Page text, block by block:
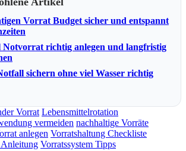
Vorrat Budget sicher und entspannt
Notvorrat richtig anlegen und langfristig
sichern ohne viel Wasser richtig
Vorrat Lebensmittelrotation
vermeiden nachhaltige Vorräte
anlegen Vorratshaltung Checkliste
Anleitung Vorratssystem Tipps